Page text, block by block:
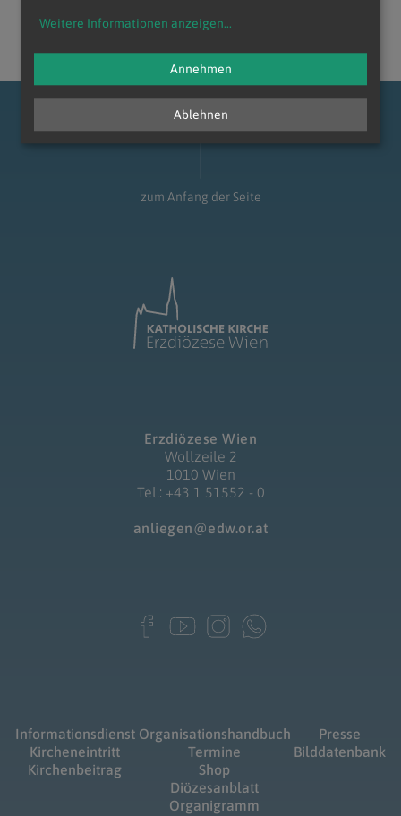
zum Anfang der Seite
Erzdiözese Wien
Wollzeile 2
1010 Wien
Tel.: +43 1 51552 - 0
anliegen@edw.or.at
Informationsdienst
Kircheneintritt
Kirchenbeitrag
Organisationshandbuch
Termine
Shop
Diözesanblatt
Organigramm
Presse
Bilddatenbank
Weitere Informationen anzeigen...
Ablehnen
Annehmen